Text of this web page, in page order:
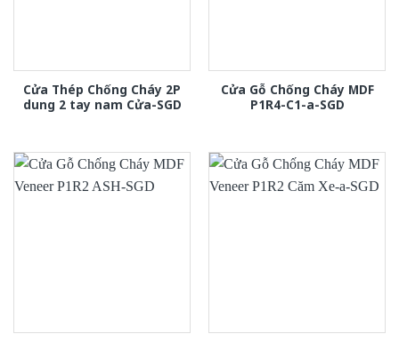
Cửa Thép Chống Cháy 2P
dung 2 tay nam Cửa-SGD
Cửa Gỗ Chống Cháy MDF
P1R4-C1-a-SGD